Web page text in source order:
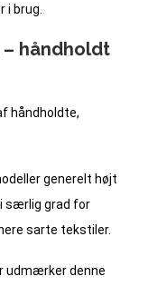
i brug.
– håndholdt
håndholdte,
generelt højt
særlig grad for
sarte tekstiler.
udmærker denne